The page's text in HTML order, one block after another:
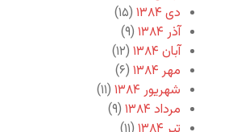
دی ۱۳۸۴
(۱۵)
آذر ۱۳۸۴
(۹)
آبان ۱۳۸۴
(۱۲)
مهر ۱۳۸۴
(۶)
شهریور ۱۳۸۴
(۱۱)
مرداد ۱۳۸۴
(۹)